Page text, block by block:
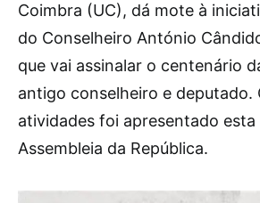
Coimbra (UC), dá mote à
do Conselheiro António
que vai assinalar o centenário
antigo conselheiro e deputado.
atividades foi apresentado esta
Assembleia da República.